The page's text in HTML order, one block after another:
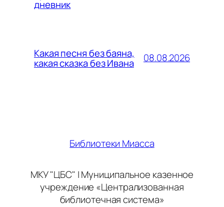
дневник
Какая песня без баяна,
какая сказка без Ивана 08.08.2026
Библиотеки Миасса
МКУ "ЦБС" | Муниципальное казенное
учреждение «Централизованная
библиотечная система»